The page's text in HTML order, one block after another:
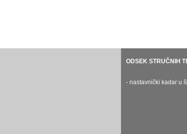
- nastavnički kadar u školskoj 2024/25.
ODSEK GITARE
ODSEK
- nastavnički
ODSEK STRUČNIH
- nastavnički kadar u